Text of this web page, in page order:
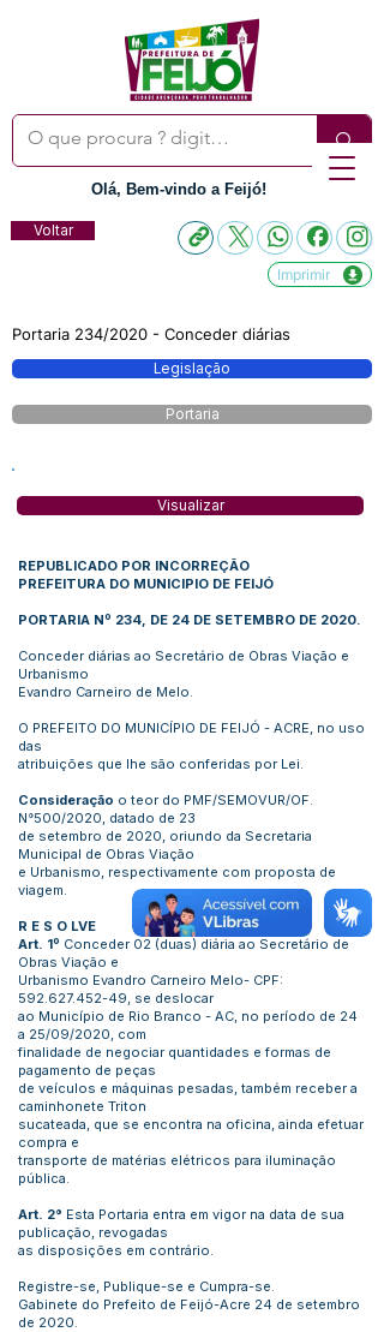
Olá, Bem-vindo a Feijó!
Voltar
Imprimir
Portaria 234/2020 - Conceder diárias
Legislação
Portaria
Visualizar
REPUBLICADO POR INCORREÇÃO
PREFEITURA DO MUNICIPIO DE FEIJÓ
PORTARIA Nº 234, DE 24 DE SETEMBRO DE 2020.
Conceder diárias ao Secretário de Obras Viação e
Urbanismo
Evandro Carneiro de Melo.
O PREFEITO DO MUNICÍPIO DE FEIJÓ - ACRE, no uso
das
atribuições que lhe são conferidas por Lei.
Consideração o teor do PMF/SEMOVUR/OF.
N°500/2020, datado de 23
de setembro de 2020, oriundo da Secretaria
Municipal de Obras Viação
e Urbanismo, respectivamente com proposta de
viagem.
R E S O LVE
Art. 1º Conceder 02 (duas) diária ao Secretário de
Obras Viação e
Urbanismo Evandro Carneiro Melo- CPF:
592.627.452-49, se deslocar
ao Município de Rio Branco - AC, no período de 24
a 25/09/2020, com
finalidade de negociar quantidades e formas de
pagamento de peças
de veículos e máquinas pesadas, também receber a
caminhonete Triton
sucateada, que se encontra na oficina, ainda efetuar
compra e
transporte de matérias elétricos para iluminação
pública.
Art. 2° Esta Portaria entra em vigor na data de sua
publicação, revogadas
as disposições em contrário.
Registre-se, Publique-se e Cumpra-se.
Gabinete do Prefeito de Feijó-Acre 24 de setembro
de 2020.